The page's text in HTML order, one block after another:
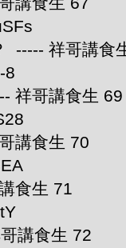
----- 祥哥講食
8
祥哥講食生 69
講食生 70
食生 71
講食生 72